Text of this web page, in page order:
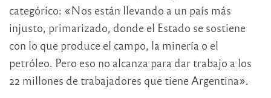
categórico: «Nos están llevando a un país más
injusto, primarizado, donde el Estado se sostiene
con lo que produce el campo, la minería o el
petróleo. Pero eso no alcanza para dar trabajo a los
22 millones de trabajadores que tiene Argentina».